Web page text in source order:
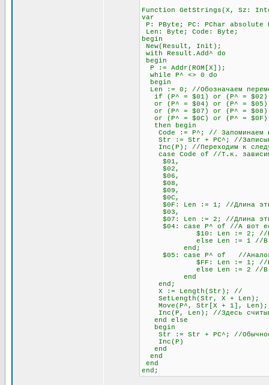
Function GetStrings(X, Sz:
var
P: PByte; PC: PChar absolute
Len: Byte; Code: Byte;
begin
New(Result, Init);
with Result.Add^ do
begin
P := Addr(ROM[X]);
while P^ <> 0 do
begin
Len := 0; //Обозначаем
if (P^ = $01) or (P^ = $02) or
or (P^ = $04) or (P^ = $05) or
or (P^ = $07) or (P^ = $08)
or (P^ = $0C) or (P^ = $0F)
then begin
Code := P^; // Запоминаем
Str := Str + PC^; //
Inc(P); //Переходим к
case Code of //Т.к.
$01,
$02,
$06,
$08,
$09,
$0C,
$0F: Len := 1; //Длина этих
$03,
$07: Len := 2; //Длина этих
$04: case P^ of //А вот если
$10: Len := 2; //Если
else Len := 1 //В любом
end;
$05: case P^ of //
$FF: Len := 1; //Если
else Len := 2 //В любом
end
end;
X := Length(Str); //
SetLength(Str, X +
Move(P^, Str[X + 1],
Inc(P, Len); //Здесь
end else
begin
Str := Str + PC^; //Обычное
Inc(P)
end
end
end
end;